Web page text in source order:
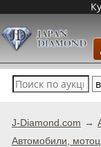
J-Diamond.com
Автомобили,